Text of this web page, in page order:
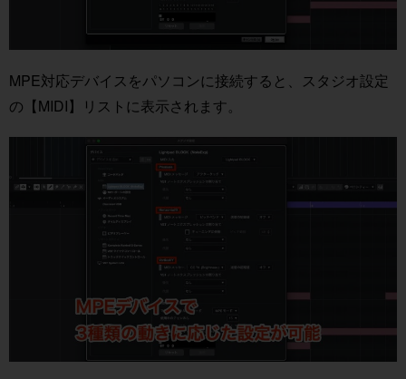
MPE対応デバイスをパソコンに接続すると、スタジオ設定
の【MIDI】リストに表示されます。